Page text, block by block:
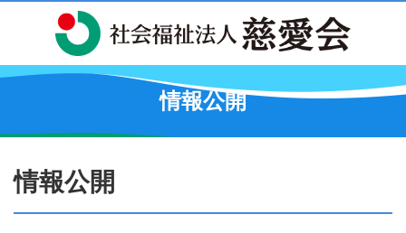
情報公開
情報公開